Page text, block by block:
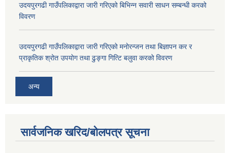
उदयपुरगढी गाउँपलिकाद्वारा जारी गरिएको बिभिन्न सवारी साधन सम्बन्धी करको
विवरण
उदयपुरगढी गाउँपलिकाद्वारा जारी गरिएको मनोरन्जन तथा बिज्ञापन कर र
प्राकृतिक श्रोत उपयोग तथा ढुङ्गा गित्टि बलुवा करको विवरण
अन्य
सार्वजनिक खरिद/बोलपत्र सूचना